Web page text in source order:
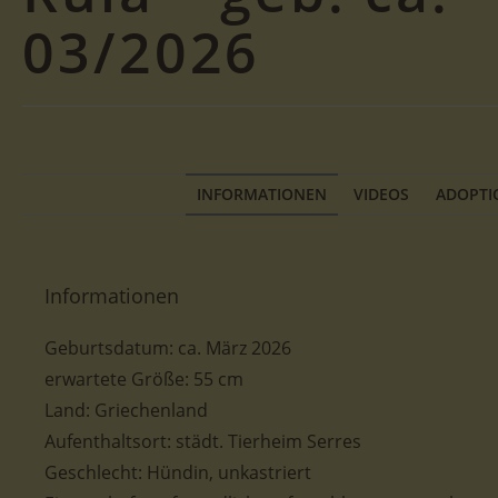
03/2026
INFORMATIONEN VIDEOS
Informationen
Geburtsdatum: ca. März 2026
erwartete Größe: 55 cm
Land: Griechenland
Aufenthaltsort: städt. Tierheim Serres
Geschlecht: Hündin, unkastriert